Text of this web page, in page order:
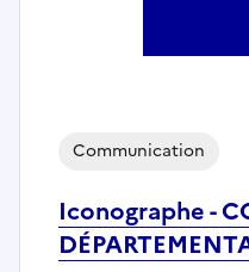
Iconographe -
Communication